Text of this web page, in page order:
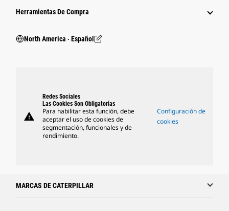
Herramientas De Compra
North America ‧ Español
warning
Redes Sociales
Las Cookies Son Obligatorias
Para habilitar esta función, debe
aceptar el uso de cookies de
segmentación, funcionales y de
rendimiento.
Configuración de
cookies
MARCAS DE CATERPILLAR